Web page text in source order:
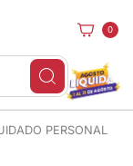
0
PERSONAL